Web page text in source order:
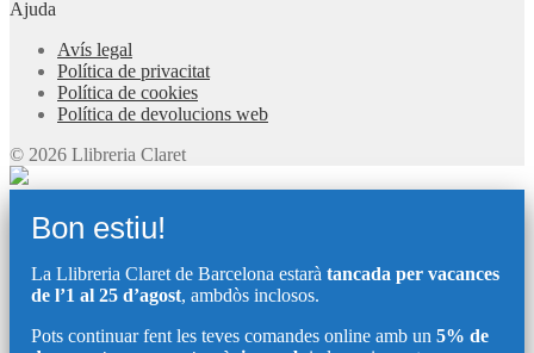
Ajuda
Avís legal
Política de privacitat
Política de cookies
Política de devolucions web
© 2026 Llibreria Claret
Bon estiu!
La Llibreria Claret de Barcelona estarà tancada per vacances
de l’1 al 25 d’agost, ambdòs inclosos.
Pots continuar fent les teves comandes online amb un 5% de